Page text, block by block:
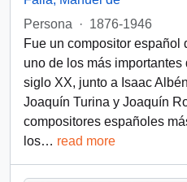
Persona
· 1876-1946
Fue un compositor
uno de los más importantes
siglo XX, junto a Isaac
Joaquín Turina y Joaquín
compositores españoles
los… read more